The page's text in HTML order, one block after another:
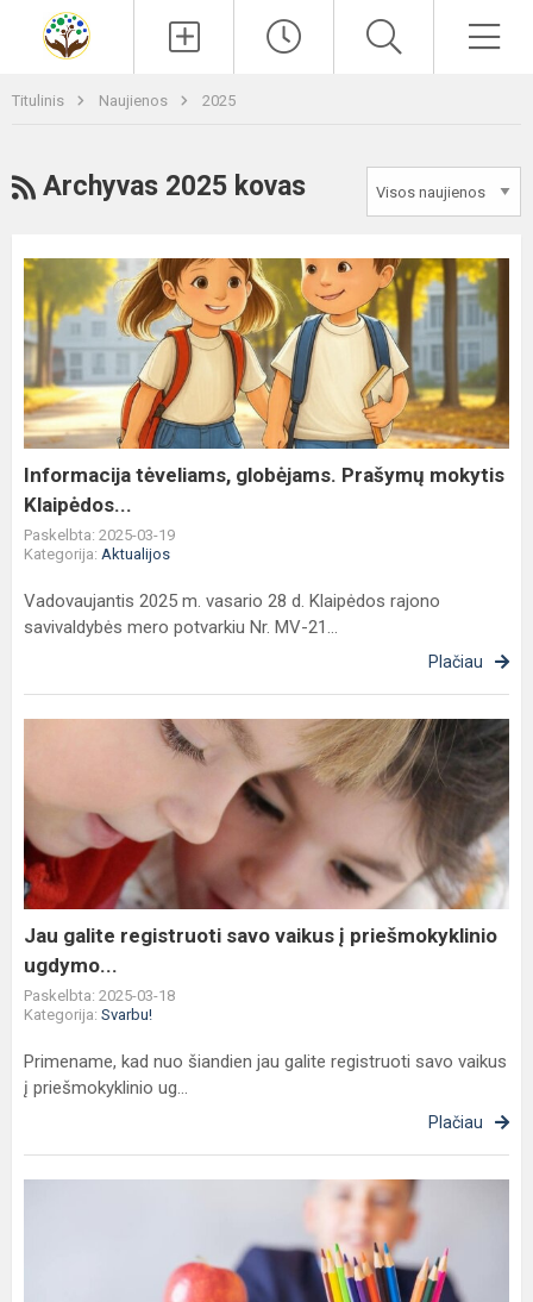
Titulinis Naujienos 2025
RSS
Archyvas 2025 kovas
Informacija
tėveliams,
globėjams.
Prašymų
mokytis
Klaipėdos...
Informacija tėveliams, globėjams. Prašymų mokytis
Klaipėdos...
Paskelbta: 2025-03-19
Kategorija: Aktualijos
Vadovaujantis 2025 m. vasario 28 d. Klaipėdos rajono
savivaldybės mero potvarkiu Nr. MV-21...
Plačiau
registruoti
vaikus
į
priešmokyklinio
ugdymo...
Jau galite registruoti savo vaikus į priešmokyklinio
ugdymo...
Paskelbta: 2025-03-18
Kategorija: Svarbu!
Primename, kad nuo šiandien jau galite registruoti savo vaikus
į priešmokyklinio ug...
Plačiau